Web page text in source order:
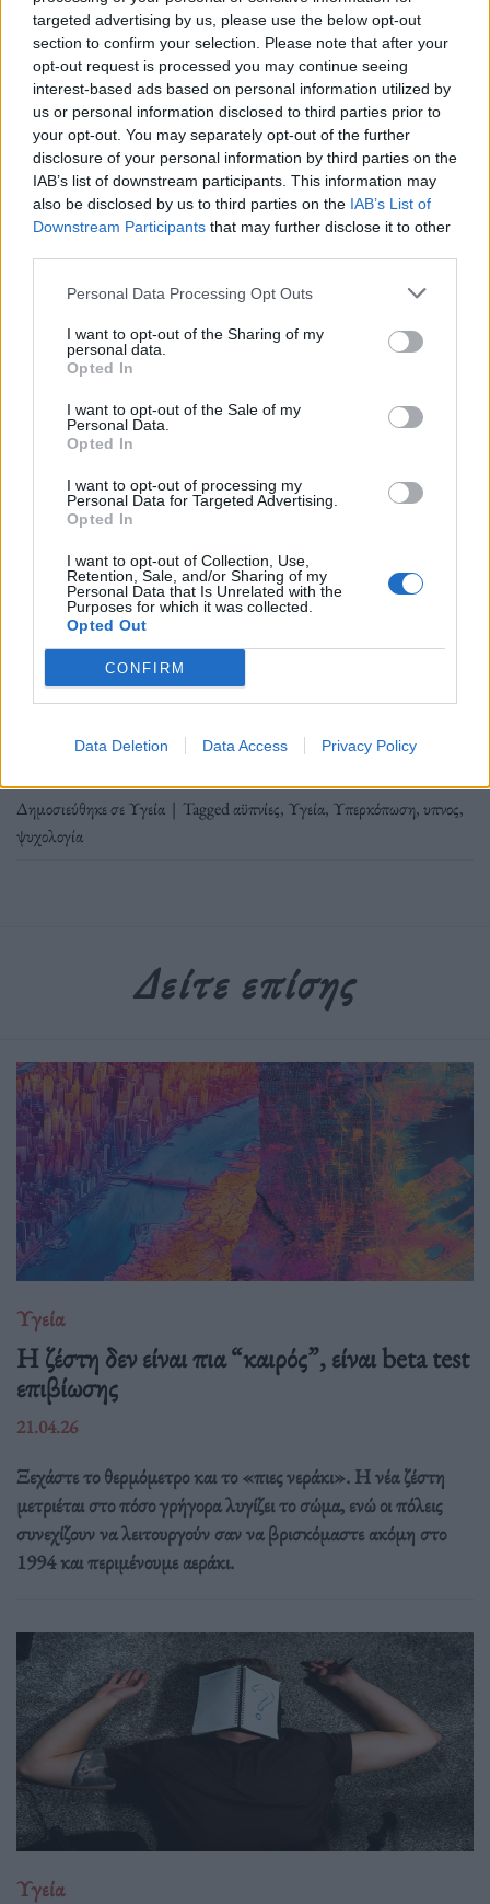
targeted advertising by us, please use the below opt-out
section to confirm your selection. Please note that after your
opt-out request is processed you may continue seeing
interest-based ads based on personal information utilized by
us or personal information disclosed to third parties prior to
your opt-out. You may separately opt-out of the further
disclosure of your personal information by third parties on the
IAB’s list of downstream participants. This information may
also be disclosed by us to third parties on the IAB’s List of
Downstream Participants that may further disclose it to other
Personal Data Processing Opt Outs
I want to opt-out of the Sharing of my
personal data.
Opted In
I want to opt-out of the Sale of my
Personal Data.
Opted In
I want to opt-out of processing my
Personal Data for Targeted Advertising.
Opted In
I want to opt-out of Collection, Use,
Retention, Sale, and/or Sharing of my
Personal Data that Is Unrelated with the
Purposes for which it was collected.
Opted Out
CONFIRM
Data Deletion Data Access Privacy Policy
16.04.2023
Artwork: Γιάννης Παπαϊωάννου / Olafaq
Όλα έχουν να κάνουν με τη διαχείριση αυτού που
ονομάζεται “έλεγχος των ερεθισμάτων”.
Διαβάστε περισσότερα
Δημοσιεύθηκε σεΥγεία | Taggedαϋπνίες, Υγεία, Υπερκόπωση,υπνος,
ψυχολογία
Δείτε επίσης
Υγεία
Η ζέστη δεν είναι πια “καιρός”, είναι beta test
επιβίωσης
21.04.26
Ξεχάστε το θερμόμετρο και το «πιες νεράκι». Η νέα ζέστη
μετριέται στο πόσο γρήγορα λυγίζει το σώμα, ενώ οι πόλεις
συνεχίζουν να λειτουργούν σαν να βρισκόμαστε ακόμη στο
1994 και περιμένουμε αεράκι.
Υγεία